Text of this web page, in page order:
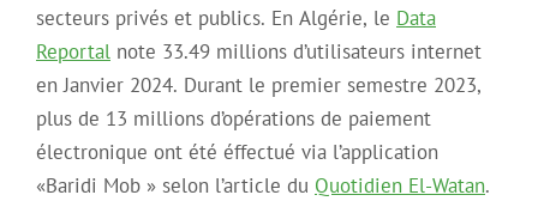
secteurs privés et publics. En Algérie, le Data
Reportal note 33.49 millions d’utilisateurs internet
en Janvier 2024. Durant le premier semestre 2023,
plus de 13 millions d’opérations de paiement
électronique ont été éffectué via l’application
«Baridi Mob » selon l’article du Quotidien El-Watan.